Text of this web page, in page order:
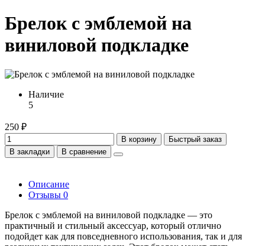
Брелок с эмблемой на
виниловой подкладке
Наличие
5
250 ₽
В корзину
Быстрый заказ
В закладки
В сравнение
Описание
Отзывы 0
Брелок с эмблемой на виниловой подкладке — это
практичный и стильный аксессуар, который отлично
подойдет как для повседневного использования, так и для